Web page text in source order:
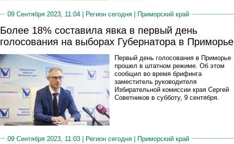
09 Сентября 2023, 11:04 | Регион сегодня Приморский край
Более 18% составила явка в первый день
голосования на выборах Губернатора в Приморье
Первый день голосования в Приморье
прошел в штатном режиме. Об этом
сообщил во время брифинга
заместитель руководителя
Избирательной комиссии края Сергей
Советников в субботу, 9 сентября.
09 Сентября 2023, 11:03 | Регион сегодня | Приморский край